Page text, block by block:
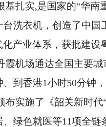
基扎实,是国家的“华南
洗衣机，创造了中
化产业体系，获批建
霞机场通达全国主要
到香港1小时50分钟
布实施了《韶关新时
、绿色就医等11项全